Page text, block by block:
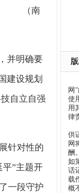
。 （南
并明确要
建设规划
自立自强
针对性的
”主题开
一段守护
网
使
用
律
供
网
酬
如
话
载
概